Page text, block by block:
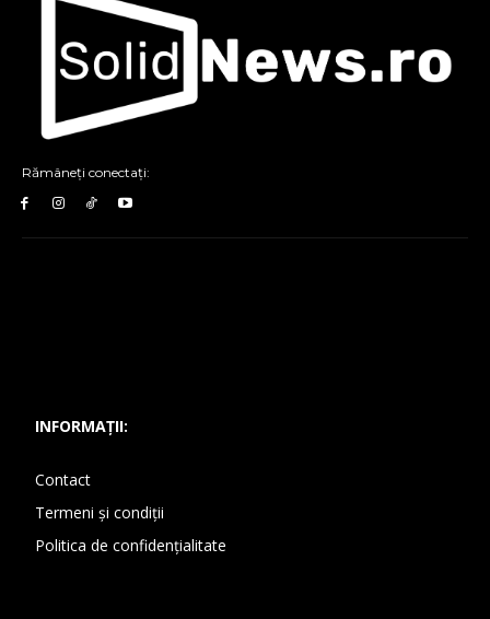
Rămâneți conectați:
INFORMAȚII:
Contact
Termeni și condiții
Politica de confidențialitate